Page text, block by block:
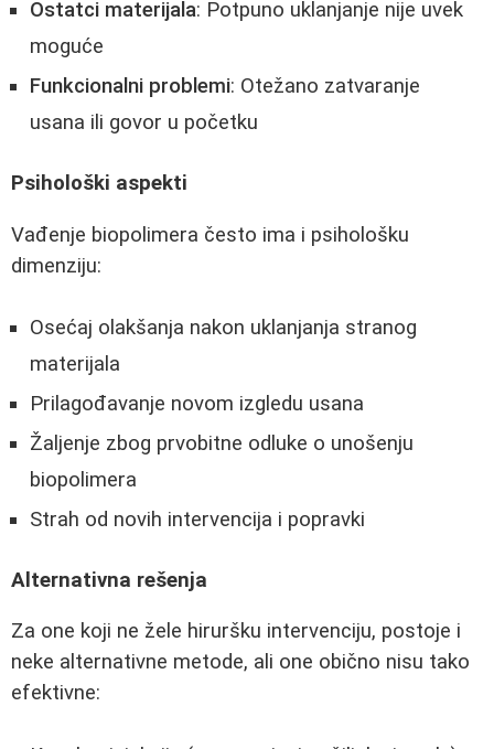
Ostatci materijala: Potpuno uklanjanje nije uvek
moguće
Funkcionalni problemi: Otežano zatvaranje
usana ili govor u početku
Psihološki aspekti
Vađenje biopolimera često ima i psihološku
dimenziju:
Osećaj olakšanja nakon uklanjanja stranog
materijala
Prilagođavanje novom izgledu usana
Žaljenje zbog prvobitne odluke o unošenju
biopolimera
Strah od novih intervencija i popravki
Alternativna rešenja
Za one koji ne žele hiruršku intervenciju, postoje i
neke alternativne metode, ali one obično nisu tako
efektivne: